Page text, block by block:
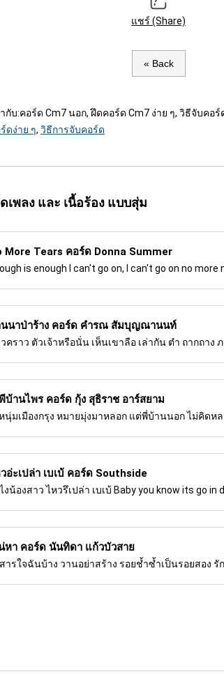
แชร์ (Share)
« Back
กับ:คอร์ด Cm7 นอก, ฝึดคอร์ด Cm7 ง่าย ๆ, วิธีจับคอร์
ดง่าย ๆ, วิธีการจับคอร์ด
เพลง และ เนื้อร้อง แบบสุ่ม
More Tears คอร์ด Donna Summer
is enough I can't go on, I can't go on no
นาป่าร้าง คอร์ด คำรณ สัมบุญณานนท์
คราว ตัวเจ้าหรือนั่น เห็นเขาลือ เล่ากัน ตำ ถากถาง
บ้านไพร คอร์ด กุ้ง สุธิราช อาร์สยาม
นุ่มเมืองกรุง หมายมุ่งมาหลอก แต่พี่บ้านนอก ไม่คิดห
อ่ะเปล่า เบเบ้ คอร์ด Southside
งน้องสาว ไหวรึเปล่า เบเบ้ Baby you know its go
หา คอร์ด นันทิดา แก้วบัวสาย
ารใจฉันบ้าง วานอย่าสร้าง รอยช้ำซ้ำเป็นรอยสอง